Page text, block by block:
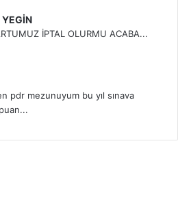
İPTAL OLURMU ACABA...
pdr mezunuyum bu yıl sınava